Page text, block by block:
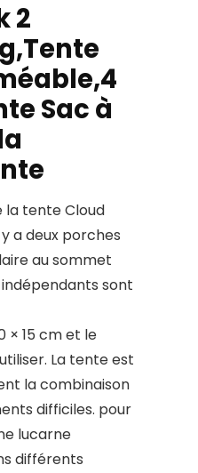
2
Sac à
la tente Cloud
a deux porches
au sommet
sont
× 15 cm et le
La tente est
la combinaison
difficiles. pour
lucarne
différents